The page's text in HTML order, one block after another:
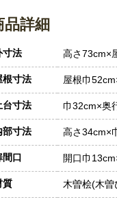
品詳細
寸法 高さ73cm×
根寸法 屋根巾
台寸法 巾32cm×奥
部寸法 高さ34cm×
間口 開口巾
質 木曽桧(木曽